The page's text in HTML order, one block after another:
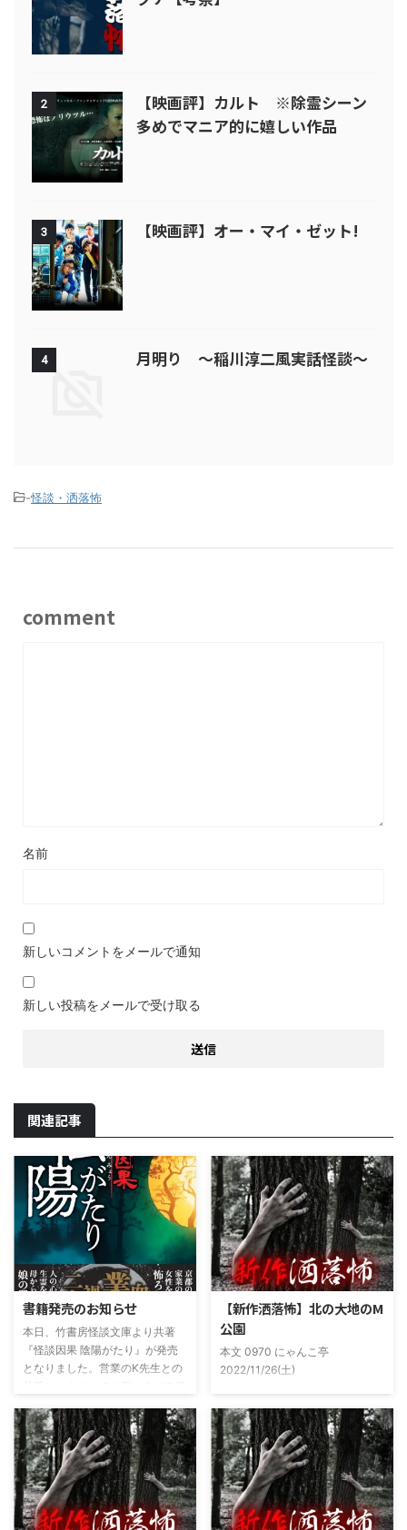
2
【映画評】カルト ※除霊シーン
多めでマニア的に嬉しい作品
3 【映画評】オー・マイ・ゼット!
4 月明り ～稲川淳二風実話怪談～
-怪談・洒落怖
comment
名前
新しいコメントをメールで通知
新しい投稿をメールで受け取る
関連記事
書籍発売のお知らせ
本日、竹書房怪談文庫より共著
『怪談因果 陰陽がたり』が発売
となりました。営業のK先生との
上げましたので内容の濃さ・面白
さは保証します。ぜひともご購入
くださいませ。 書影かっこいい
ですね！帯の煽り文句も最高です
(^^)v購入ページ
https://amzn.to/49NrwuE特設ペ
【新作洒落怖】北の大地のM
公園
本文 0970 にゃんこ亭
2022/11/26(土)
に言うオカルト系な話がまあまあ
好きで、最近占いとかを副業で始
めてた。今はちょっとメンタルの
状況やらで退いたけど実力試しも
かねてSNSでフォロワー相手に占
いとかしていたもんです。実力
は・・・ありがたいことに当たっ